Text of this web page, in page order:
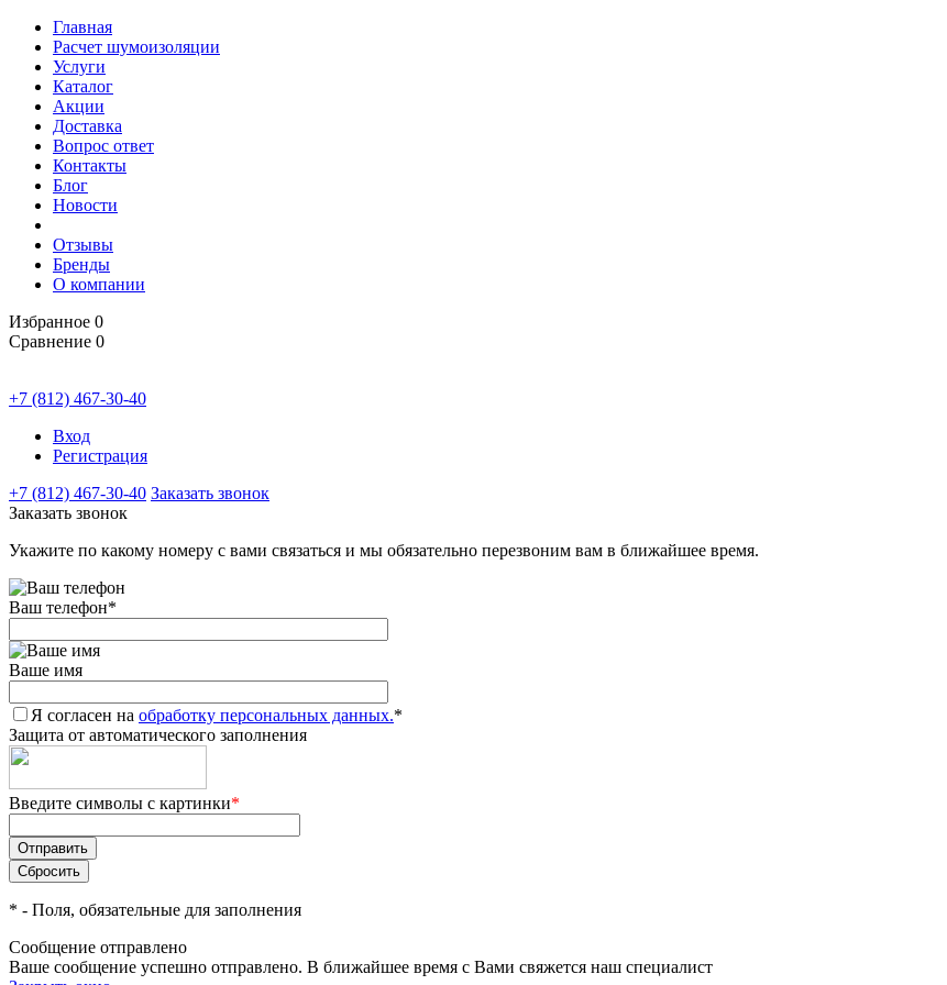
Главная
Расчет шумоизоляции
Услуги
Каталог
Акции
Доставка
Вопрос ответ
Контакты
Блог
Новости
Отзывы
Бренды
О компании
Избранное 0
Сравнение 0
+7 (812) 467-30-40
Вход
Регистрация
+7 (812) 467-30-40 Заказать звонок
Заказать звонок
Укажите по какому номеру с вами связаться и мы обязательно перезвоним вам в ближайшее время.
Ваш телефон*
Ваше имя
Я согласен на обработку персональных данных.*
Защита от автоматического заполнения
Введите символы с картинки*
* - Поля, обязательные для заполнения
Сообщение отправлено
Ваше сообщение успешно отправлено. В ближайшее время с Вами свяжется наш специалист